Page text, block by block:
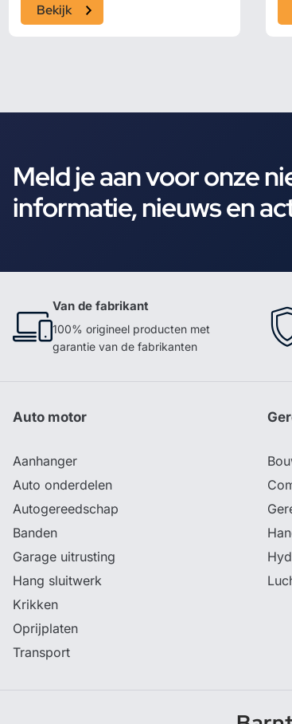
Bekijk
Meld je aan voor onze
informatie, nieuws en
Van de fabrikant
100% origineel producten met
garantie van de fabrikanten
Auto motor
Aanhanger
Auto onderdelen
Autogereedschap
Banden
Garage uitrusting
Hang sluitwerk
Krikken
Oprijplaten
Transport